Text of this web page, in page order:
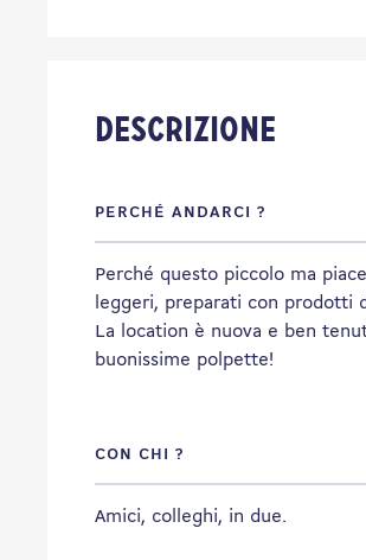
Descrizione
PERCHÉ ANDARCI ?
Perché questo piccolo ma
leggeri, preparati con prodotti
La location è nuova e ben
buonissime polpette!
CON CHI ?
Amici, colleghi, in due.